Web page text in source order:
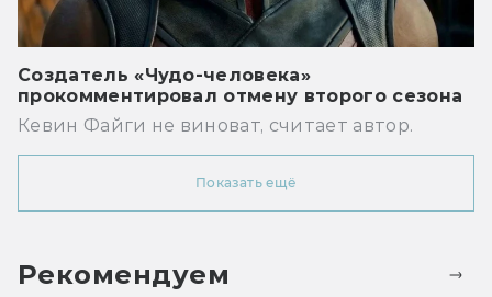
Создатель «Чудо-человека»
прокомментировал отмену второго сезона
Кевин Файги не виноват, считает автор.
Показать ещё
Рекомендуем